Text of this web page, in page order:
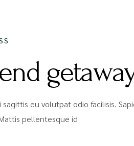
sagittis eu volutpat odio facilisis.
pellentesque id